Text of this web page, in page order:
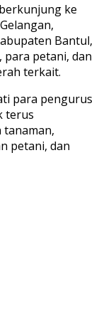
ke
Bantul,
para petani, dan
terkait.
para pengurus
terus
petani, dan